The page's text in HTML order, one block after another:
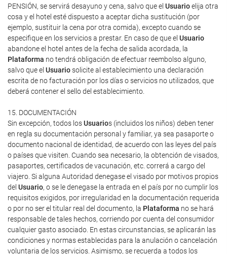
PENSIÓN, se servirá desayuno y cena, salvo que el Usuarioelija otra
cosa y el hotel esté dispuesto a aceptar dicha sustitución (por
ejemplo, sustituir la cena por otra comida), excepto cuando se
especifique en los servicios a prestar. En caso de que el Usuario
abandone el hotel antes de la fecha de salida acordada, la
Plataforma no tendrá obligación de efectuar reembolso alguno,
salvo que el Usuariosolicite al establecimiento una declaración
escrita de no facturación por los días o servicios no utilizados, que
deberá contener el sello del establecimiento.
15. DOCUMENTACIÓN
Sin excepción, todos losUsuarios (incluidos los niños) deben tener
en regla su documentación personal y familiar, ya sea pasaporte o
documento nacional de identidad, de acuerdo con las leyes del país
o países que visiten. Cuando sea necesario, la obtención de visados,
pasaportes, certificados de vacunación, etc. correrá a cargo del
viajero. Si alguna Autoridad denegase el visado por motivos propios
del Usuario, o se le denegase la entrada en el país por no cumplir los
requisitos exigidos, por irregularidad en la documentación requerida
o por no ser el titular real del documento, la Plataforma no se hará
responsable de tales hechos, corriendo por cuenta del consumidor
cualquier gasto asociado. En estas circunstancias, se aplicarán las
condiciones y normas establecidas para la anulación o cancelación
voluntaria de los servicios. Asimismo, se recuerda a todos los